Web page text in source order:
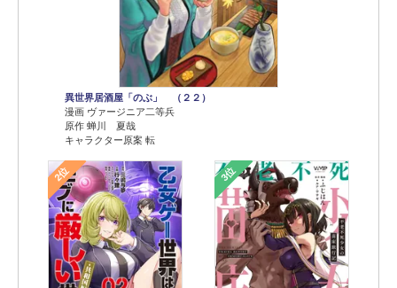
異世界居酒屋「のぶ」 （２２）
漫画 ヴァージニア二等兵
原作 蝉川 夏哉
キャラクター原案 転
2位 3位